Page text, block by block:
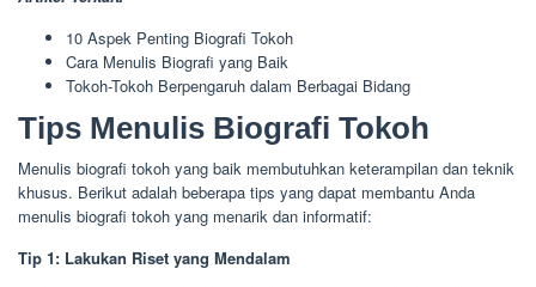
10 Aspek Penting Biografi Tokoh
Cara Menulis Biografi yang Baik
Tokoh-Tokoh Berpengaruh dalam Berbagai Bidang
Tips Menulis Biografi Tokoh
Menulis biografi tokoh yang baik membutuhkan keterampilan dan teknik
khusus. Berikut adalah beberapa tips yang dapat membantu Anda
menulis biografi tokoh yang menarik dan informatif:
Tip 1: Lakukan Riset yang Mendalam